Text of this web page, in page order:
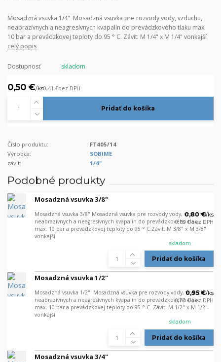
Mosadzná vsuvka 1/4" Mosadzná vsuvka pre rozvody vody, vzduchu,
neabrazívnych a neagresívnych kvapalín do prevádzkového tlaku max.
10 bar a prevádzkovej teploty do 95 ° C. Závit: M 1/4" x M 1/4" vonkajší
celý popis
Dostupnosť skladom
0,50 €/ks0,41 €bez DPH
Pridať do košíka
Číslo produktu:
FT405/14
Výrobca:
SOBIME
závit:
1/4"
Podobné produkty
Mosadzná vsuvka 3/8"
Mosadzná vsuvka 3/8" Mosadzná vsuvka pre rozvody vody, vzduchu,
neabrazívnych a neagresívnych kvapalín do prevádzkového tlaku
max. 10 bar a prevádzkovej teploty do 95 ° C.Závit: M 3/8" x M 3/8"
vonkajší
0,80 €/ks
0,65 €bez DPH
skladom
Pridať do košíka
Mosadzná vsuvka 1/2"
Mosadzná vsuvka 1/2" Mosadzná vsuvka pre rozvody vody, vzduchu,
neabrazívnych a neagresívnych kvapalín do prevádzkového tlaku
max. 10 bar a prevádzkovej teploty do 95 ° C. Závit: M 1/2" x M 1/2"
vonkajší
0,95 €/ks
0,77 €bez DPH
skladom
Pridať do košíka
Mosadzná vsuvka 3/4"